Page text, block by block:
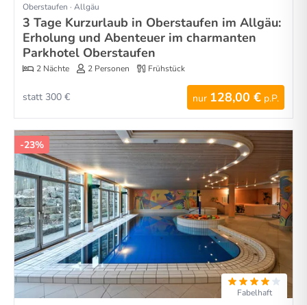
Oberstaufen · Allgäu
3 Tage Kurzurlaub in Oberstaufen im Allgäu:
Erholung und Abenteuer im charmanten
Parkhotel Oberstaufen
2 Nächte 2 Personen Frühstück
nur 128,00 € p.P.
statt 300 €
-23%
Fabelhaft